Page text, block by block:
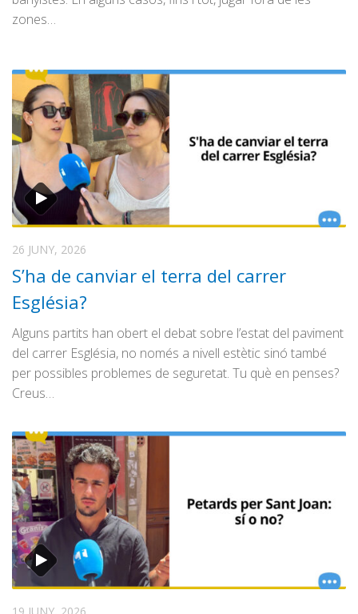
zones…
26 JUNY, 2026
S’ha de canviar el terra del carrer
Església?
Alguns partits han obert el debat sobre l’estat del paviment
del carrer Església, no només a nivell estètic sinó també
per possibles problemes de seguretat. Tu què en penses?
Creus…
19 JUNY, 2026